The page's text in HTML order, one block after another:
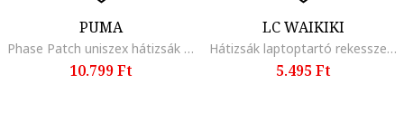
PUMA
Phase Patch uniszex hátizsák - 20 l, Fehér/Pasztellrózsaszín/Kék
10.799 Ft
LC WAIKIKI
Hátizsák laptoptartó rekesszel, Szürke
5.495 Ft